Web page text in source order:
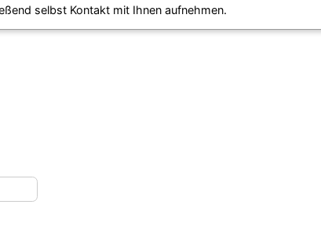
selbst Kontakt mit Ihnen aufnehmen.